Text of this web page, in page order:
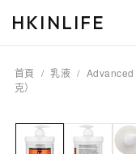
HKINLIFE
首頁 / 乳液 / Advanced
克）